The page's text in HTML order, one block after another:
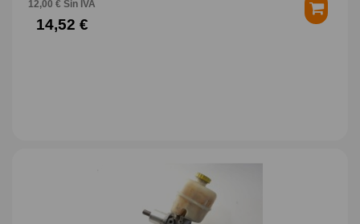
12,00 € Sin IVA
14,52 €